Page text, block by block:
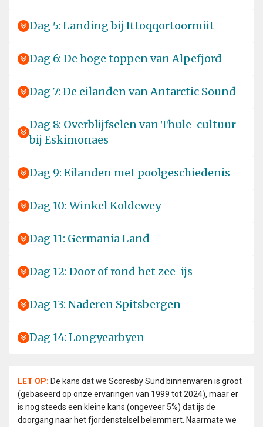
Dag 5: Landing bij Ittoqqortoormiit
Dag 6: De hoge toppen van Alpefjord
Dag 7: De eilanden van Antarctic Sound
Dag 8: Overblijfselen van Thule-cultuur
bij Eskimonaes
Dag 9: Eilanden met poolgeschiedenis
Dag 10: Winkel Koldewey
Dag 11: Germania Land
Dag 12: Door of rond het zee-ijs
Dag 13: Naderen Spitsbergen
Dag 14: Longyearbyen
LET OP: De kans dat we Scoresby Sund binnenvaren is groot
(gebaseerd op onze ervaringen van 1999 tot 2024), maar er
is nog steeds een kleine kans (ongeveer 5%) dat ijs de
doorgang naar het fjordenstelsel belemmert. Naarmate we